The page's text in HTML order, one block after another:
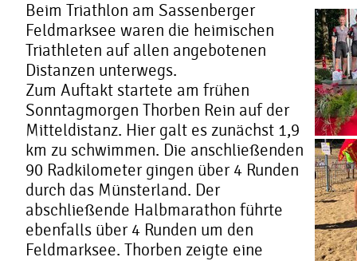
Beim Triathlon am Sassenberger
Feldmarksee waren die heimischen
Triathleten auf allen angebotenen
Distanzen unterwegs.
Zum Auftakt startete am frühen
Sonntagmorgen Thorben Rein auf der
Mitteldistanz. Hier galt es zunächst 1,9
km zu schwimmen. Die anschließenden
90 Radkilometer gingen über 4 Runden
durch das Münsterland. Der
abschließende Halbmarathon führte
ebenfalls über 4 Runden um den
Feldmarksee. Thorben zeigte eine